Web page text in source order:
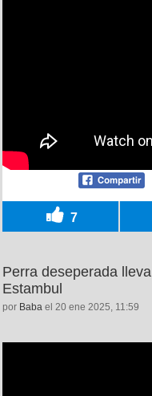
7
Perra deseperada
Estambul
por Baba el 20 ene 2025, 11:59